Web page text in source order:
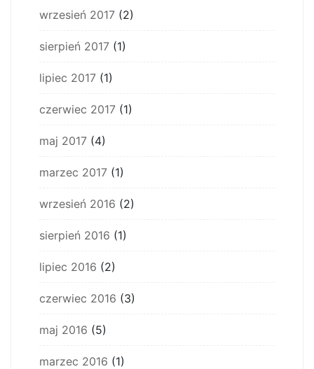
wrzesień 2017 (2)
sierpień 2017 (1)
lipiec 2017 (1)
czerwiec 2017 (1)
maj 2017 (4)
marzec 2017 (1)
wrzesień 2016 (2)
sierpień 2016 (1)
lipiec 2016 (2)
czerwiec 2016 (3)
maj 2016 (5)
marzec 2016 (1)